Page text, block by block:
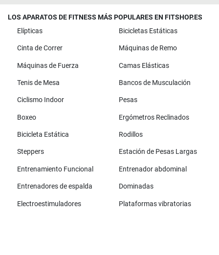
LOS APARATOS DE FITNESS MÁS POPULARES EN FITSHOP.ES
Elípticas
Bicicletas Estáticas
Cinta de Correr Máquinas de Remo
Máquinas de Fuerza Camas Elásticas
Tenis de Mesa Bancos de Musculación
Ciclismo Indoor Pesas
Boxeo Ergómetros Reclinados
Bicicleta Estática Rodillos
Steppers Estación de Pesas Largas
Entrenamiento Funcional Entrenador abdominal
Entrenadores de espalda Dominadas
Electroestimuladores Plataformas vibratorias